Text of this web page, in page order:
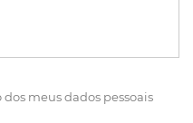
dos meus dados pessoais